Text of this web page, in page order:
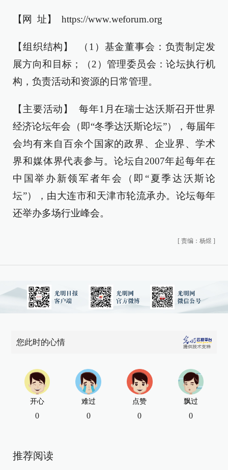
【网 址】 https://www.weforum.org
【组织结构】 （1）基金董事会：负责制定发
展方向和目标；（2）管理委员会：论坛执行机
构，负责活动和资源的日常管理。
【主要活动】 每年1月在瑞士达沃斯召开世界
经济论坛年会（即“冬季达沃斯论坛”），每届年
会均有来自百余个国家的政界、企业界、学术
界和媒体界代表参与。论坛自2007年起每年在
中国举办新领军者年会（即“夏季达沃斯论
坛”），由大连市和天津市轮流承办。论坛每年
还举办多场行业峰会。
[ 责编：杨煜 ]
您此时的心情
开心
0
难过
0
点赞
0
飘过
0
推荐阅读